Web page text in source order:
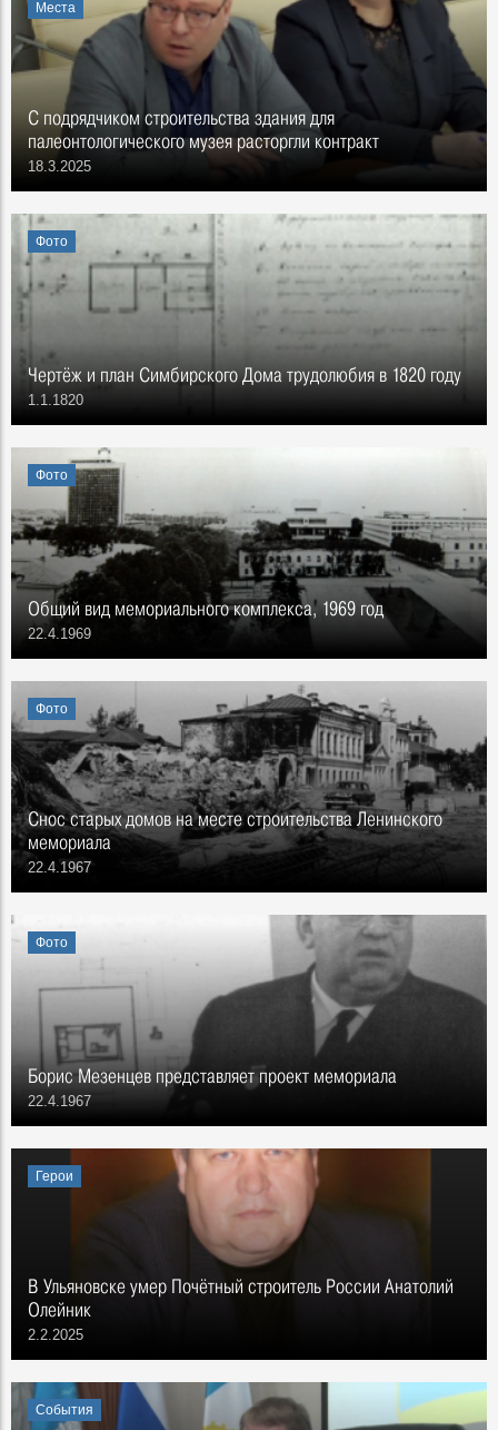
Места
С подрядчиком строительства здания для
палеонтологического музея расторгли контракт
18.3.2025
Фото
Чертёж и план Симбирского Дома трудолюбия в 1820 году
1.1.1820
Фото
Общий вид мемориального комплекса, 1969 год
22.4.1969
Фото
Снос старых домов на месте строительства Ленинского
мемориала
22.4.1967
Фото
Борис Мезенцев представляет проект мемориала
22.4.1967
Герои
В Ульяновске умер Почётный строитель России Анатолий
Олейник
2.2.2025
События